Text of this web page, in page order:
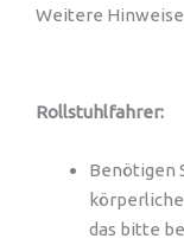
Weitere
Rollstuhlfahrer:
Benötigen
das bitte